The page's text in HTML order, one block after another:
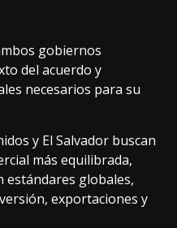
gobiernos
del acuerdo y
necesarios para su
y El Salvador buscan
más equilibrada,
estándares globales,
exportaciones y